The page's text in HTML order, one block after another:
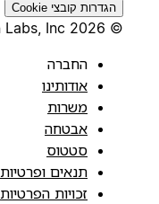
הגדרות קובצי Cookie
© 2026 Notion Labs, Inc.
החברה
אודותינו
משרות
אבטחה
סטטוס
תנאים ופרטיות
זכויות הפרטיות